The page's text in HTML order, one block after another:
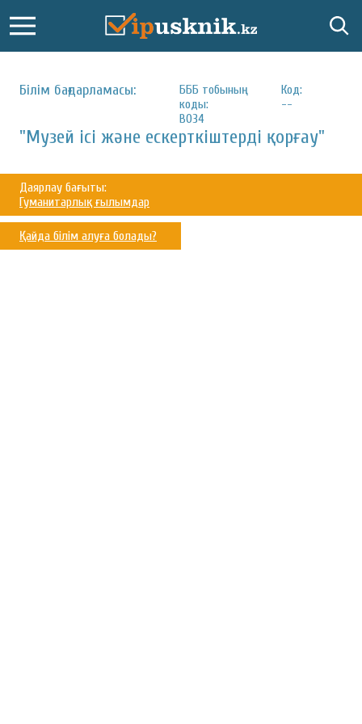
Білім бағдарламасы:
БББ тобының
коды:
B034
Код:
--
"Музей ісі және ескерткіштерді қорғау"
Даярлау бағыты:
Гуманитарлық ғылымдар
Қайда білім алуға болады?